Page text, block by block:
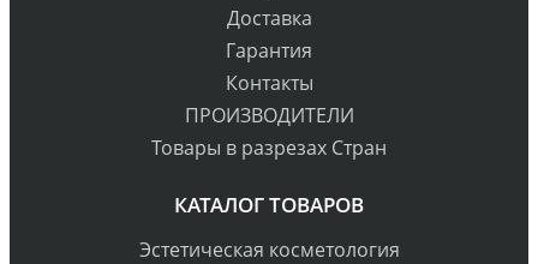
Доставка
Гарантия
Контакты
ПРОИЗВОДИТЕЛИ
Товары в разрезах Стран
КАТАЛОГ ТОВАРОВ
Эстетическая косметология